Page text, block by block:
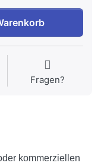
Fragen?
kommerziellen